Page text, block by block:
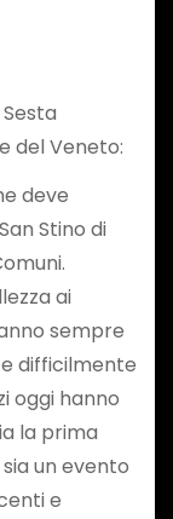
del Veneto:
deve
Stino di
ai
sempre
difficilmente
oggi hanno
la prima
un evento
e